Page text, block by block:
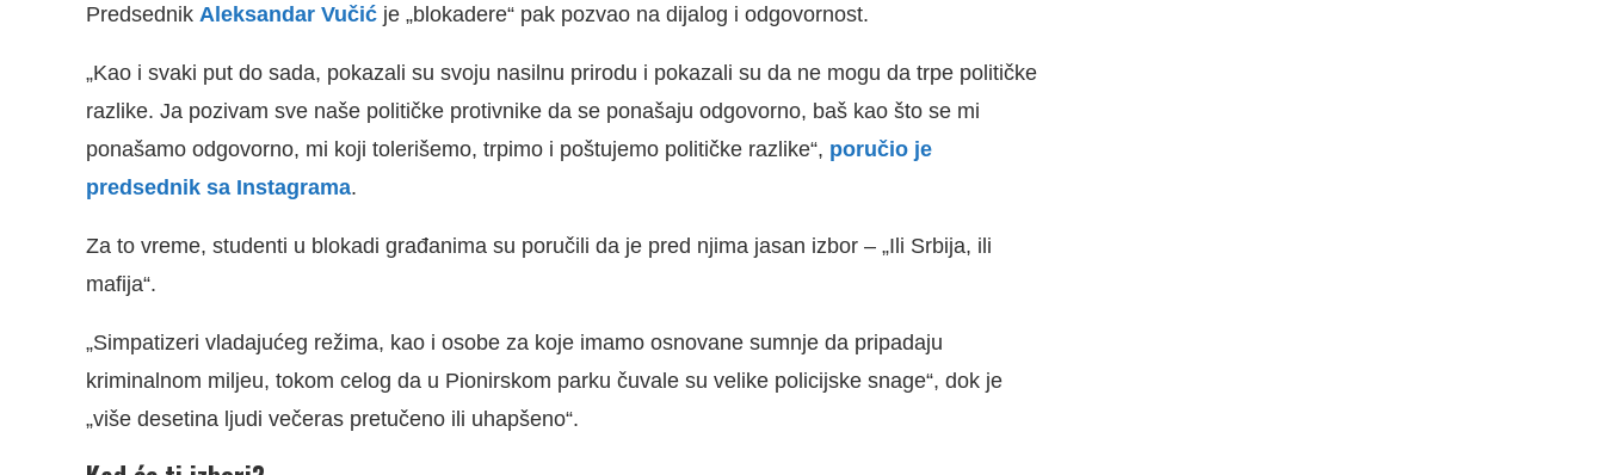
Predsednik Aleksandar Vučić je „blokadere“ pak pozvao na dijalog i odgovornost.
„Kao i svaki put do sada, pokazali su svoju nasilnu prirodu i pokazali su da ne mogu da trpe političke
razlike. Ja pozivam sve naše političke protivnike da se ponašaju odgovorno, baš kao što se mi
ponašamo odgovorno, mi koji tolerišemo, trpimo i poštujemo političke razlike“, poručio je
predsednik sa Instagrama.
Za to vreme, studenti u blokadi građanima su poručili da je pred njima jasan izbor – „Ili Srbija, ili
mafija“.
„Simpatizeri vladajućeg režima, kao i osobe za koje imamo osnovane sumnje da pripadaju
kriminalnom miljeu, tokom celog da u Pionirskom parku čuvale su velike policijske snage“, dok je
„više desetina ljudi večeras pretučeno ili uhapšeno“.